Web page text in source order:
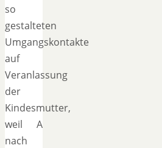
so
gestalteten
Umgangskontakte
auf
Veranlassung
der
Kindesmutter,
weil A
nach